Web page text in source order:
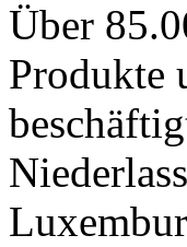
Über
Produkte